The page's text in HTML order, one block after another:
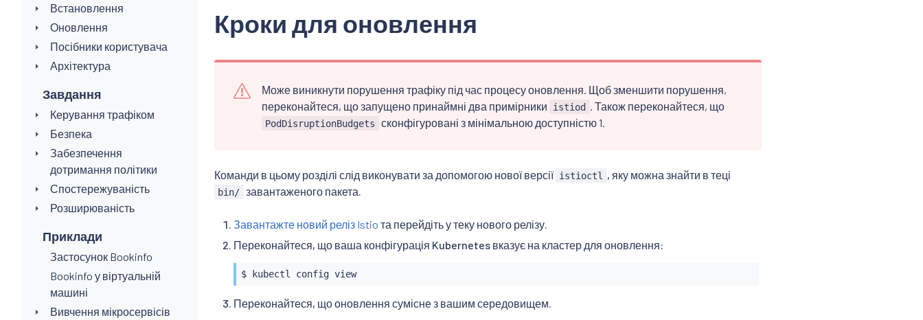
Встановлення
Оновлення
Посібники користувача
Архітектура
Завдання
Керування трафіком
Безпека
Забезпечення
дотримання політики
Спостережуваність
Розширюваність
Приклади
Застосунок Bookinfo
Bookinfo у віртуальній
машині
Вивчення мікросервісів
Кроки для оновлення
Може виникнути порушення трафіку під час процесу оновлення. Щоб зменшити порушення,
переконайтеся, що запущено принаймні два примірники
istiod . Також переконайтеся, що
PodDisruptionBudgets сконфігуровані з мінімальною доступністю 1.
Команди в цьому розділі слід виконувати за допомогою нової версії istioctl , яку можна знайти в теці
bin/ завантаженого пакета.
Завантажте новий реліз Istio та перейдіть у теку нового релізу.
Переконайтеся, що ваша конфігурація Kubernetes вказує на кластер для оновлення:
$ kubectl config view
Переконайтеся, що оновлення сумісне з вашим середовищем.